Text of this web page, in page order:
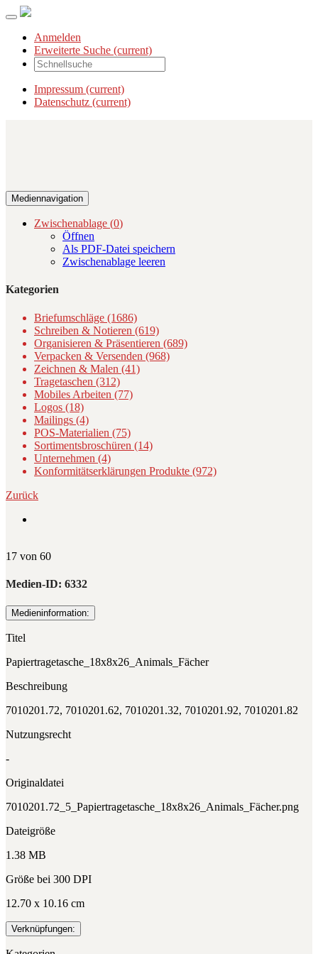
Anmelden
Erweiterte Suche (current)
Impressum (current)
Datenschutz (current)
Mediennavigation
Zwischenablage (0)
Öffnen
Als PDF-Datei speichern
Zwischenablage leeren
Kategorien
Briefumschläge (1686)
Schreiben & Notieren (619)
Organisieren & Präsentieren (689)
Verpacken & Versenden (968)
Zeichnen & Malen (41)
Tragetaschen (312)
Mobiles Arbeiten (77)
Logos (18)
Mailings (4)
POS-Materialien (75)
Sortimentsbroschüren (14)
Unternehmen (4)
Konformitätserklärungen Produkte (972)
Zurück
17 von 60
Medien-ID: 6332
Medieninformation:
Titel
Papiertragetasche_18x8x26_Animals_Fächer
Beschreibung
7010201.72, 7010201.62, 7010201.32, 7010201.92, 7010201.82
Nutzungsrecht
-
Originaldatei
7010201.72_5_Papiertragetasche_18x8x26_Animals_Fächer.png
Dateigröße
1.38 MB
Größe bei 300 DPI
12.70 x 10.16 cm
Verknüpfungen: